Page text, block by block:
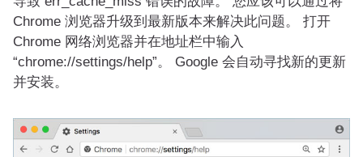
Chrome 浏览器升级到最新版本来解决此问题。 打开
Chrome 网络浏览器并在地址栏中输入
“chrome://settings/help”。 Google 会自动寻找新的更新
并安装。